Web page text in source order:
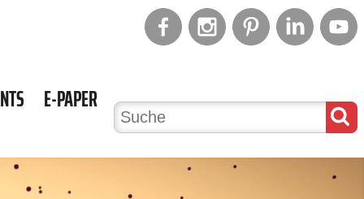
E-PAPER